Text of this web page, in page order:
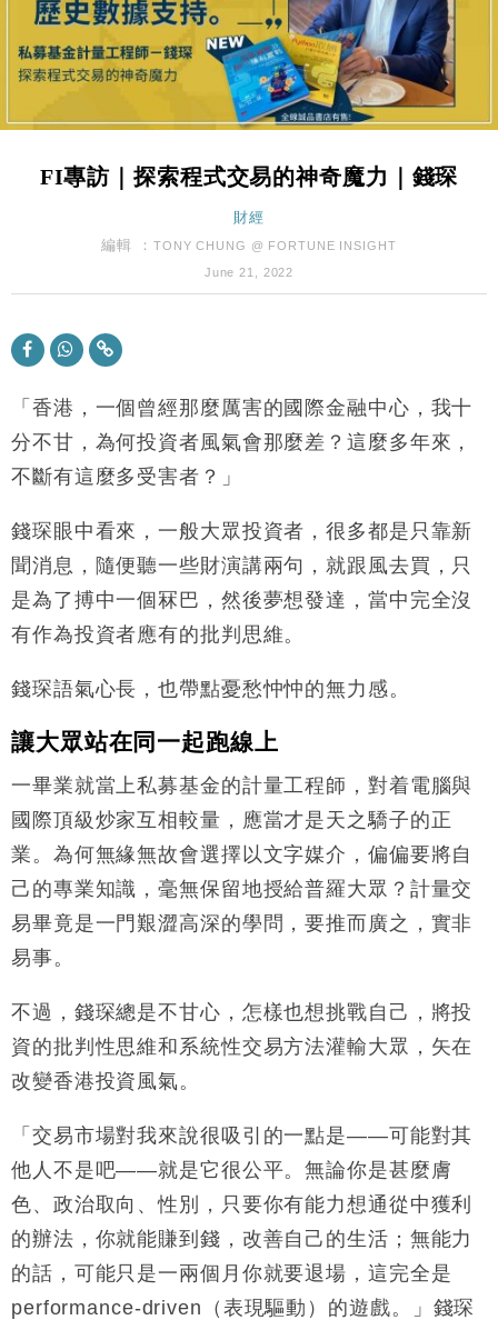
15:47
財經｜恒隆10月換帥 玩具「反」斗城亞洲CEO蔡德
粦接任
15:11
財經｜韓股反覆波動收跌 連挫7周創逾3年最長跌勢
13:44
財經｜內地7月美元計價出口增近24%勝預期 貿易順
12:44
財經｜日本春季三度入市撐日圓 4月單日斥6.28萬億
國際｜特朗普料美伊戰事快結束 承認部分彈藥庫存緊
中國｜強颱風「白海豚」殘渦北上 上海取消逾900班
18:31
財經｜華僑銀行上半年淨利創新高 中期息增15%至
17:33
財經｜滙豐上調香港今年GDP預測至4.5% 看好貿易
及消費表現
16:47
本地｜假冒內地執法人員要求交「保證金」 43歲女子
損失近6900萬元
16:05
財經｜日經失守6.5萬點後回穩 全周仍升近2%
15:47
財經｜恒隆10月換帥 玩具「反」斗城亞洲CEO蔡德
粦接任
15:11
財經｜韓股反覆波動收跌 連挫7周創逾3年最長跌勢
13:44
財經｜內地7月美元計價出口增近24%勝預期 貿易順
12:44
財經｜日本春季三度入市撐日圓 4月單日斥6.28萬億
11:12
國際｜特朗普料美伊戰事快結束 承認部分彈藥庫存緊
張
FI專訪｜探索程式交易的神奇魔力｜錢琛
財經
編輯 ： TONY CHUNG @ FORTUNE INSIGHT
June 21, 2022
「香港，一個曾經那麼厲害的國際金融中心，我十
分不甘，為何投資者風氣會那麼差？這麼多年來，
不斷有這麼多受害者？」
錢琛眼中看來，一般大眾投資者，很多都是只靠新
聞消息，隨便聽一些財演講兩句，就跟風去買，只
是為了搏中一個冧巴，然後夢想發達，當中完全沒
有作為投資者應有的批判思維。
錢琛語氣心長，也帶點憂愁忡忡的無力感。
讓大眾站在同一起跑線上
一畢業就當上私募基金的計量工程師，對着電腦與
國際頂級炒家互相較量，應當才是天之驕子的正
業。為何無緣無故會選擇以文字媒介，偏偏要將自
己的專業知識，毫無保留地授給普羅大眾？計量交
易畢竟是一門艱澀高深的學問，要推而廣之，實非
易事。
不過，錢琛總是不甘心，怎樣也想挑戰自己，將投
資的批判性思維和系統性交易方法灌輸大眾，矢在
改變香港投資風氣。
「交易市場對我來說很吸引的一點是——可能對其
他人不是吧——就是它很公平。無論你是甚麼膚
色、政治取向、性別，只要你有能力想通從中獲利
的辦法，你就能賺到錢，改善自己的生活；無能力
的話，可能只是一兩個月你就要退場，這完全是
performance-driven（表現驅動）的遊戲。」錢琛